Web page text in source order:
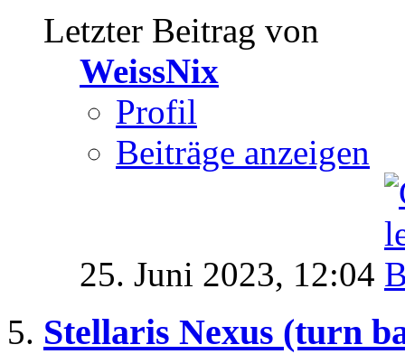
Letzter Beitrag von
WeissNix
Profil
Beiträge anzeigen
25. Juni 2023, 12:04
Stellaris Nexus (turn